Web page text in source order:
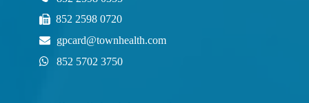
852 2598 0720
gpcard@townhealth.com
852 5702 3750